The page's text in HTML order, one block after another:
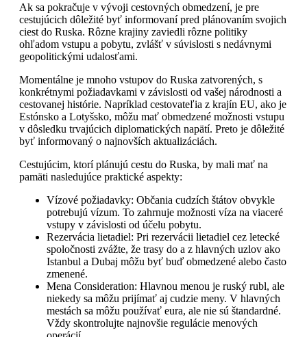
Ak sa pokračuje v vývoji cestovných obmedzení, je pre
cestujúcich dôležité byť informovaní pred plánovaním svojich
ciest do Ruska. Rôzne krajiny zaviedli rôzne politiky
ohľadom vstupu a pobytu, zvlášť v súvislosti s nedávnymi
geopolitickými udalosťami.
Momentálne je mnoho vstupov do Ruska zatvorených, s
konkrétnymi požiadavkami v závislosti od vašej národnosti a
cestovanej histórie. Napríklad cestovateľia z krajín EU, ako je
Estónsko a Lotyšsko, môžu mať obmedzené možnosti vstupu
v dôsledku trvajúcich diplomatických napätí. Preto je dôležité
byť informovaný o najnovších aktualizáciách.
Cestujúcim, ktorí plánujú cestu do Ruska, by mali mať na
pamäti nasledujúce praktické aspekty:
Vízové požiadavky: Občania cudzích štátov obvykle
potrebujú vízum. To zahrnuje možnosti víza na viaceré
vstupy v závislosti od účelu pobytu.
Rezervácia lietadiel: Pri rezervácii lietadiel cez letecké
spoločnosti zvážte, že trasy do a z hlavných uzlov ako
Istanbul a Dubaj môžu byť buď obmedzené alebo často
zmenené.
Mena Consideration: Hlavnou menou je ruský rubl, ale
niekedy sa môžu prijímať aj cudzie meny. V hlavných
mestách sa môžu používať eura, ale nie sú štandardné.
Vždy skontrolujte najnovšie regulácie menových